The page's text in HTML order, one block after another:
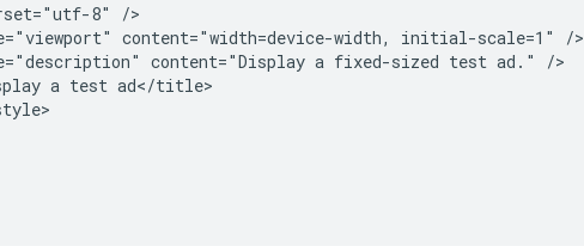
8" />
content="width=device-width, initial-scale=1" />
content="Display a fixed-sized test ad." />
a test ad</title>